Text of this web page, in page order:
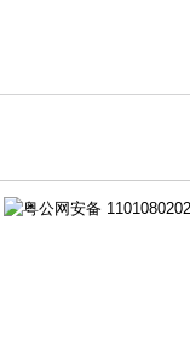
粤公网安备